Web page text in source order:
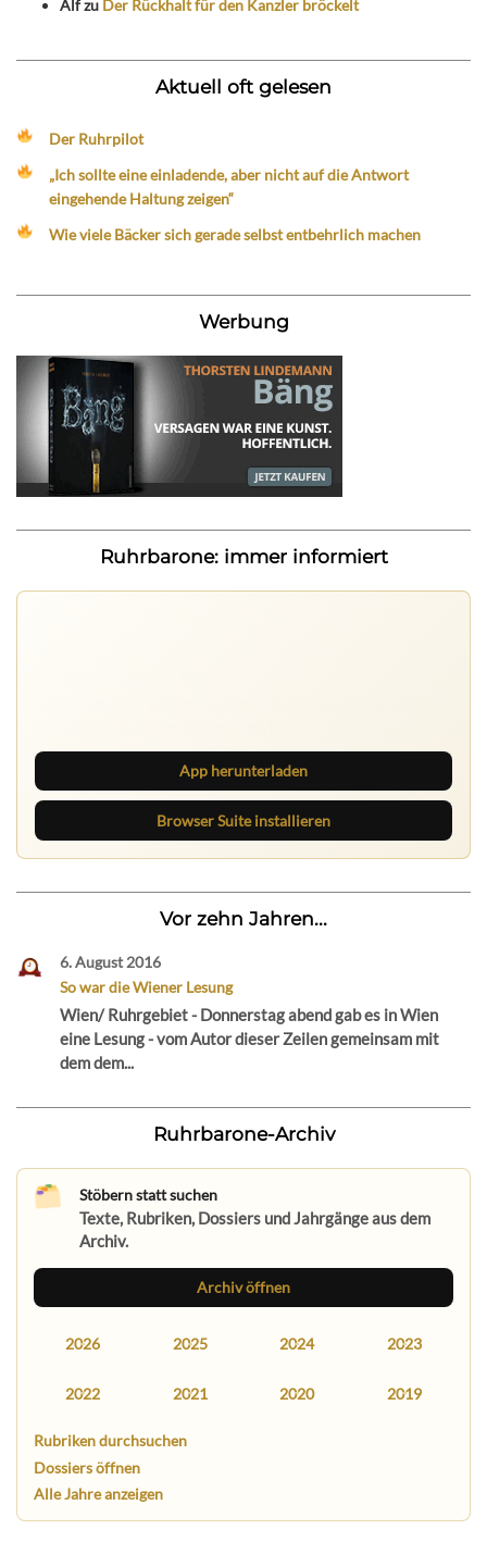
Alfzu Der Rückhalt für den Kanzler bröckelt
Aktuell oft gelesen
Der Ruhrpilot
„Ich sollte eine einladende, aber nicht auf die Antwort
eingehende Haltung zeigen“
Wie viele Bäcker sich gerade selbst entbehrlich machen
Werbung
Ruhrbarone: immer informiert
App herunterladen
Browser Suite installieren
Vor zehn Jahren...
6. August 2016
So war die Wiener Lesung
Wien/ Ruhrgebiet - Donnerstag abend gab es in Wien
eine Lesung - vom Autor dieser Zeilen gemeinsam mit
dem dem...
Ruhrbarone-Archiv
Stöbern statt suchen
Texte, Rubriken, Dossiers und Jahrgänge aus dem
Archiv.
Archiv öffnen
2026 2025 2024 2023
2022 2021 2020 2019
Rubriken durchsuchen
Dossiers öffnen
Alle Jahre anzeigen